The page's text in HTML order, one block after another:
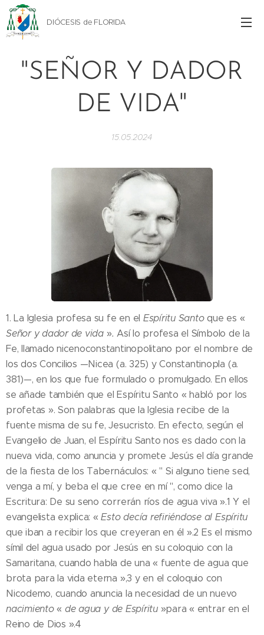
DIÓCESIS de FLORIDA
"SEÑOR Y DADOR
DE VIDA"
15.05.2024
1. La Iglesia profesa su fe en el Espíritu Santoque es «
Señor y dador de vida ». Así lo profesa el Símbolo de la
Fe, llamado nicenoconstantinopolitano por el nombre de
los dos Concilios —Nicea (a. 325) y Constantinopla (a.
381)—, en los que fue formulado o promulgado. En ellos
se añade también que el Espíritu Santo « habló por los
profetas ». Son palabras que la Iglesia recibe de la
fuente misma de su fe, Jesucristo. En efecto, según el
Evangelio de Juan, el Espíritu Santo nos es dado con la
nueva vida, como anuncia y promete Jesús el día grande
de la fiesta de los Tabernáculos: « " Si alguno tiene sed,
venga a mí, y beba el que cree en mí ", como dice la
Escritura: De su seno correrán ríos de agua viva ».1 Y el
evangelista explica: «Esto decía refiriéndose al Espíritu
que iban a recibir los que creyeran en él ».2 Es el mismo
símil del agua usado por Jesús en su coloquio con la
Samaritana, cuando habla de una « fuente de agua que
brota para la vida eterna »,3 y en el coloquio con
Nicodemo, cuando anuncia la necesidad de un nuevo
nacimiento« de agua y de Espíritu »para « entrar en el
Reino de Dios ».4